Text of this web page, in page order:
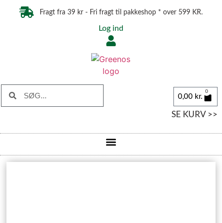
Fragt fra 39 kr - Fri fragt til pakkeshop * over 599 KR.
Log ind
0,00 kr.
0
SE KURV >>